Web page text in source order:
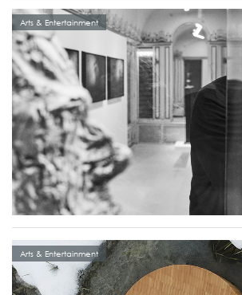
Arts & Entertainment
Arts & Entertainment